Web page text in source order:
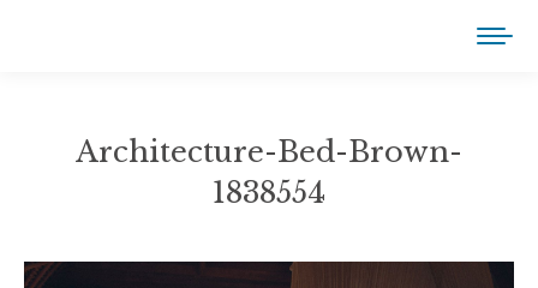
Architecture-Bed-Brown-
1838554